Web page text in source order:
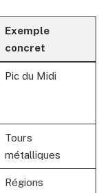
Exemple
concret
Pic du Midi
Tours
métalliques
Régions